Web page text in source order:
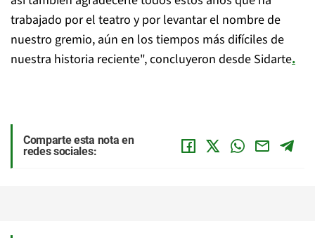
trabajado por el teatro y por levantar el nombre de
nuestro gremio, aún en los tiempos más difíciles de
nuestra historia reciente", concluyeron desde Sidarte.
Comparte esta nota en
redes sociales: